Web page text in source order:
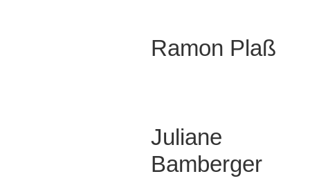
Ramon Plaß
Juliane
Bamberger